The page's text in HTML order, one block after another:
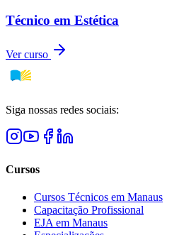
Técnico em Estética
Ver curso
Siga nossas redes sociais:
Cursos
Cursos Técnicos em Manaus
Capacitação Profissional
EJA em Manaus